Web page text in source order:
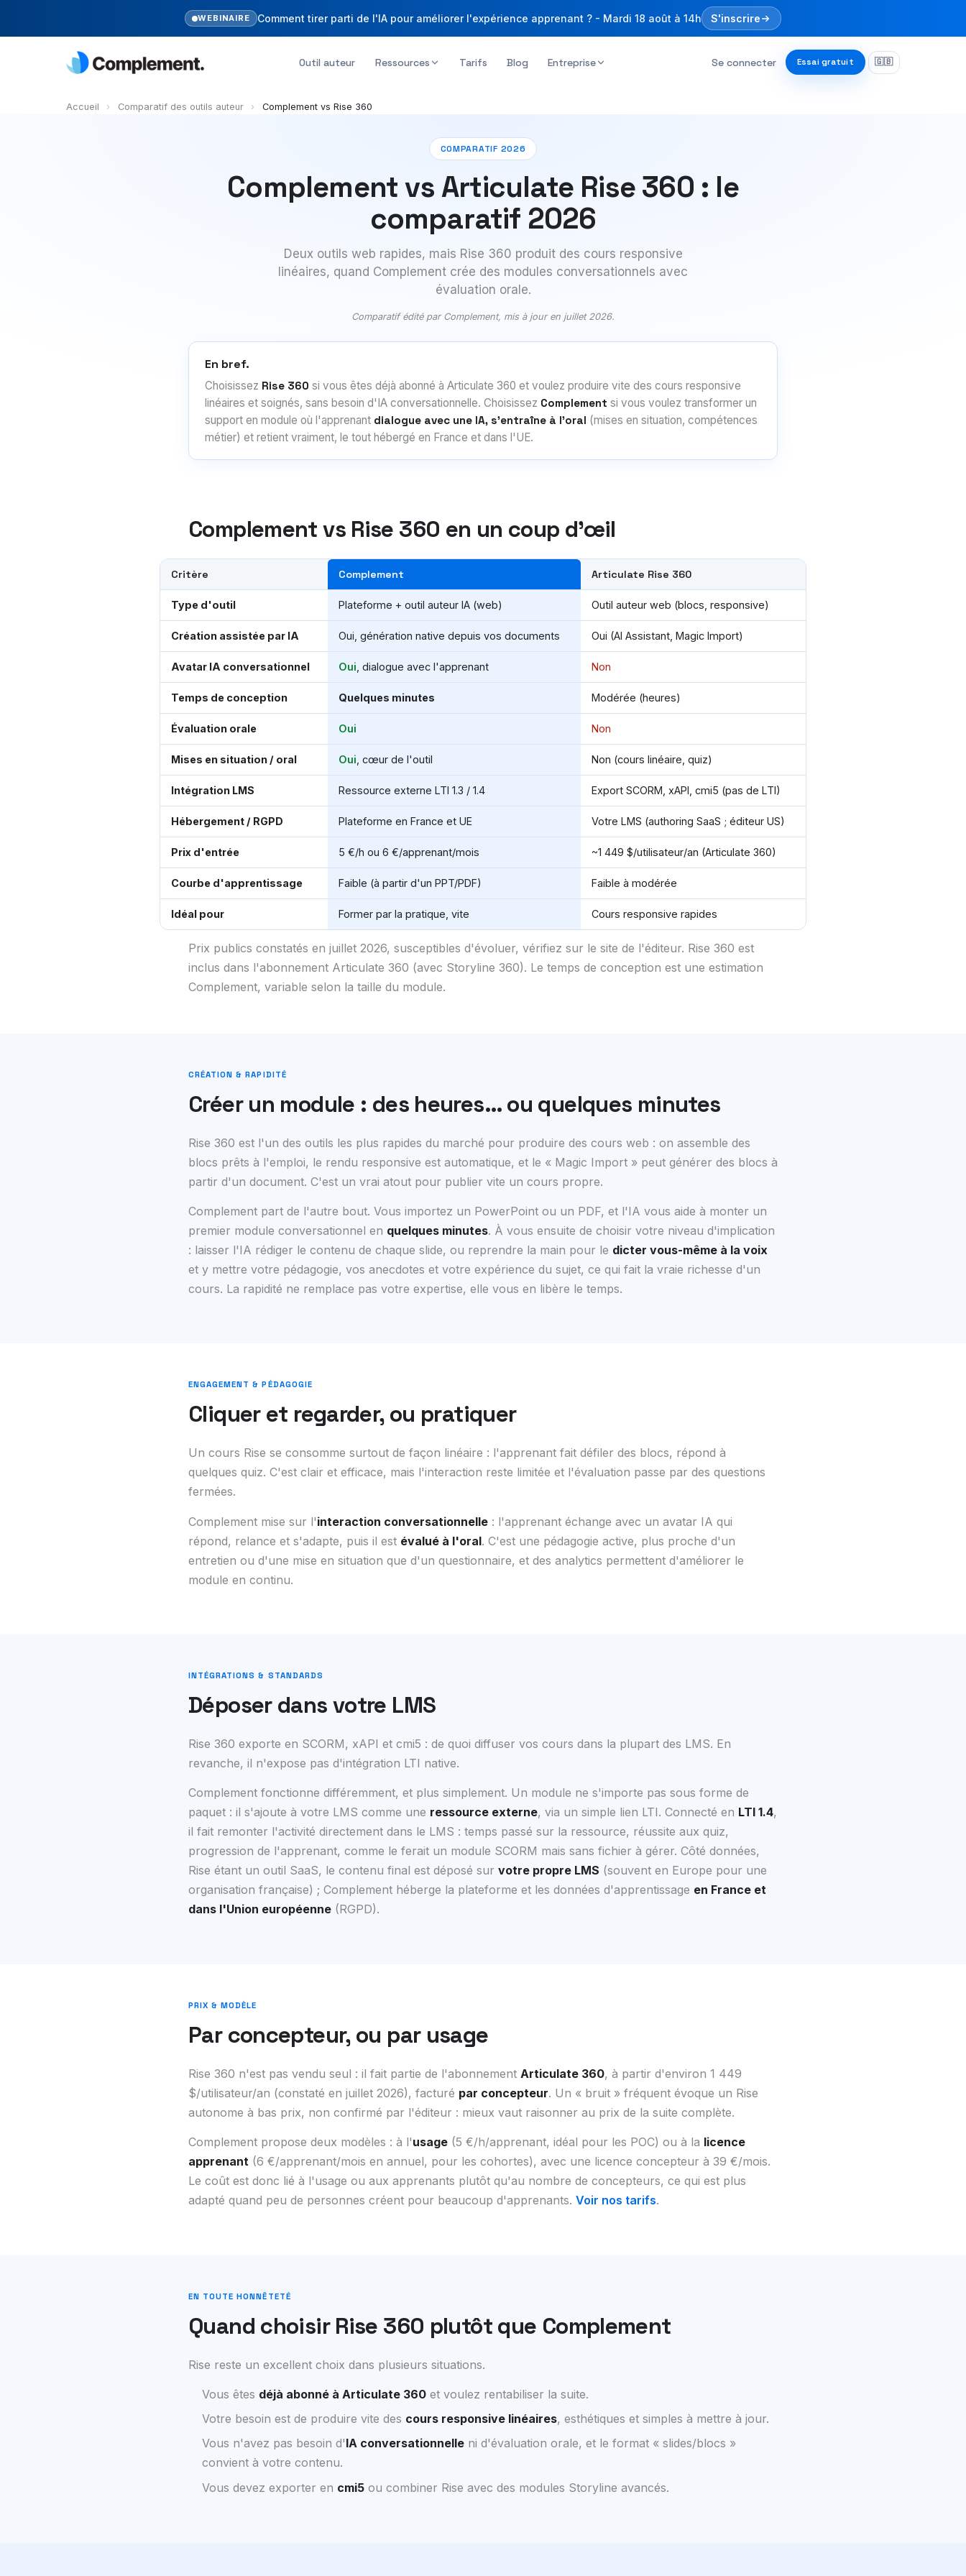
WEBINAIRE Comment tirer parti de l'IA pour améliorer l'expérience apprenant ? - Mardi 18 août à 14h S'inscrire
Outil auteur Ressources Tarifs Blog Entreprise Se connecter Essai gratuit 🇬🇧
Accueil › Comparatif des outils auteur › Complement vs Rise 360
COMPARATIF 2026
Complement vs Articulate Rise 360 : le
comparatif 2026
Deux outils web rapides, mais Rise 360 produit des cours responsive
linéaires, quand Complement crée des modules conversationnels avec
évaluation orale.
Comparatif édité par Complement, mis à jour en juillet 2026.
En bref.
Choisissez Rise 360 si vous êtes déjà abonné à Articulate 360 et voulez produire vite des cours responsive
linéaires et soignés, sans besoin d'IA conversationnelle. Choisissez Complement si vous voulez transformer un
support en module où l'apprenant dialogue avec une IA, s'entraîne à l'oral (mises en situation, compétences
métier) et retient vraiment, le tout hébergé en France et dans l'UE.
Complement vs Rise 360 en un coup d'œil
Comparatif Complement et Articulate Rise 360
Critère Complement Articulate Rise 360
Type d'outil Plateforme + outil auteur IA (web) Outil auteur web (blocs, responsive)
Création assistée par IA Oui, génération native depuis vos documents Oui (AI Assistant, Magic Import)
Avatar IA conversationnel Oui , dialogue avec l'apprenant Non
Temps de conception Quelques minutes Modérée (heures)
Évaluation orale Oui Non
Mises en situation / oral Oui , cœur de l'outil Non (cours linéaire, quiz)
Intégration LMS Ressource externe LTI 1.3 / 1.4 Export SCORM, xAPI, cmi5 (pas de LTI)
Hébergement / RGPD Plateforme en France et UE Votre LMS (authoring SaaS ; éditeur US)
Prix d'entrée 5 €/h ou 6 €/apprenant/mois ~1 449 $/utilisateur/an (Articulate 360)
Courbe d'apprentissage Faible (à partir d'un PPT/PDF) Faible à modérée
Idéal pour Former par la pratique, vite Cours responsive rapides
Prix publics constatés en juillet 2026, susceptibles d'évoluer, vérifiez sur le site de l'éditeur. Rise 360 est
inclus dans l'abonnement Articulate 360 (avec Storyline 360). Le temps de conception est une estimation
Complement, variable selon la taille du module.
CRÉATION & RAPIDITÉ
Créer un module : des heures… ou quelques minutes
Rise 360 est l'un des outils les plus rapides du marché pour produire des cours web : on assemble des
blocs prêts à l'emploi, le rendu responsive est automatique, et le « Magic Import » peut générer des blocs à
partir d'un document. C'est un vrai atout pour publier vite un cours propre.
Complement part de l'autre bout. Vous importez un PowerPoint ou un PDF, et l'IA vous aide à monter un
premier module conversationnel en quelques minutes. À vous ensuite de choisir votre niveau d'implication
: laisser l'IA rédiger le contenu de chaque slide, ou reprendre la main pour le dicter vous-même à la voix
et y mettre votre pédagogie, vos anecdotes et votre expérience du sujet, ce qui fait la vraie richesse d'un
cours. La rapidité ne remplace pas votre expertise, elle vous en libère le temps.
ENGAGEMENT & PÉDAGOGIE
Cliquer et regarder, ou pratiquer
Un cours Rise se consomme surtout de façon linéaire : l'apprenant fait défiler des blocs, répond à
quelques quiz. C'est clair et efficace, mais l'interaction reste limitée et l'évaluation passe par des questions
fermées.
Complement mise sur l'interaction conversationnelle : l'apprenant échange avec un avatar IA qui
répond, relance et s'adapte, puis il est évalué à l'oral. C'est une pédagogie active, plus proche d'un
entretien ou d'une mise en situation que d'un questionnaire, et des analytics permettent d'améliorer le
module en continu.
INTÉGRATIONS & STANDARDS
Déposer dans votre LMS
Rise 360 exporte en SCORM, xAPI et cmi5 : de quoi diffuser vos cours dans la plupart des LMS. En
revanche, il n'expose pas d'intégration LTI native.
Complement fonctionne différemment, et plus simplement. Un module ne s'importe pas sous forme de
paquet : il s'ajoute à votre LMS comme une ressource externe, via un simple lien LTI. Connecté en LTI 1.4,
il fait remonter l'activité directement dans le LMS : temps passé sur la ressource, réussite aux quiz,
progression de l'apprenant, comme le ferait un module SCORM mais sans fichier à gérer. Côté données,
Rise étant un outil SaaS, le contenu final est déposé sur votre propre LMS (souvent en Europe pour une
organisation française) ; Complement héberge la plateforme et les données d'apprentissage en France et
dans l'Union européenne (RGPD).
PRIX & MODÈLE
Par concepteur, ou par usage
Rise 360 n'est pas vendu seul : il fait partie de l'abonnement Articulate 360, à partir d'environ 1 449
$/utilisateur/an (constaté en juillet 2026), facturé par concepteur. Un « bruit » fréquent évoque un Rise
autonome à bas prix, non confirmé par l'éditeur : mieux vaut raisonner au prix de la suite complète.
Complement propose deux modèles : à l'usage (5 €/h/apprenant, idéal pour les POC) ou à la licence
apprenant (6 €/apprenant/mois en annuel, pour les cohortes), avec une licence concepteur à 39 €/mois.
Le coût est donc lié à l'usage ou aux apprenants plutôt qu'au nombre de concepteurs, ce qui est plus
adapté quand peu de personnes créent pour beaucoup d'apprenants. Voir nos tarifs.
EN TOUTE HONNÊTETÉ
Quand choisir Rise 360 plutôt que Complement
Rise reste un excellent choix dans plusieurs situations.
Vous êtes déjà abonné à Articulate 360 et voulez rentabiliser la suite.
Votre besoin est de produire vite des cours responsive linéaires, esthétiques et simples à mettre à jour.
Vous n'avez pas besoin d'IA conversationnelle ni d'évaluation orale, et le format « slides/blocs »
convient à votre contenu.
Vous devez exporter en cmi5 ou combiner Rise avec des modules Storyline avancés.